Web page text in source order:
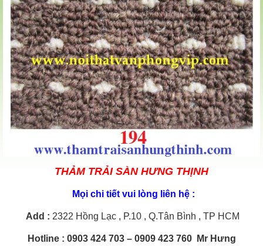
THẢM TRẢI SÀN HƯNG THỊNH
Mọi chi tiết vui lòng liên hệ :
Add : 2322 Hồng Lạc , P.10 , Q.Tân Bình , TP HCM
Hotline: 0903 424 703 – 0909 423 760 Mr Hưng